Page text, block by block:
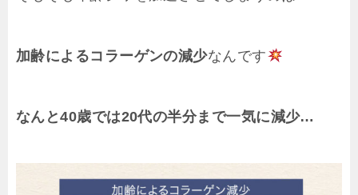
加齢によるコラーゲンの減少なんです
なんと40歳では20代の半分まで一気に減少…